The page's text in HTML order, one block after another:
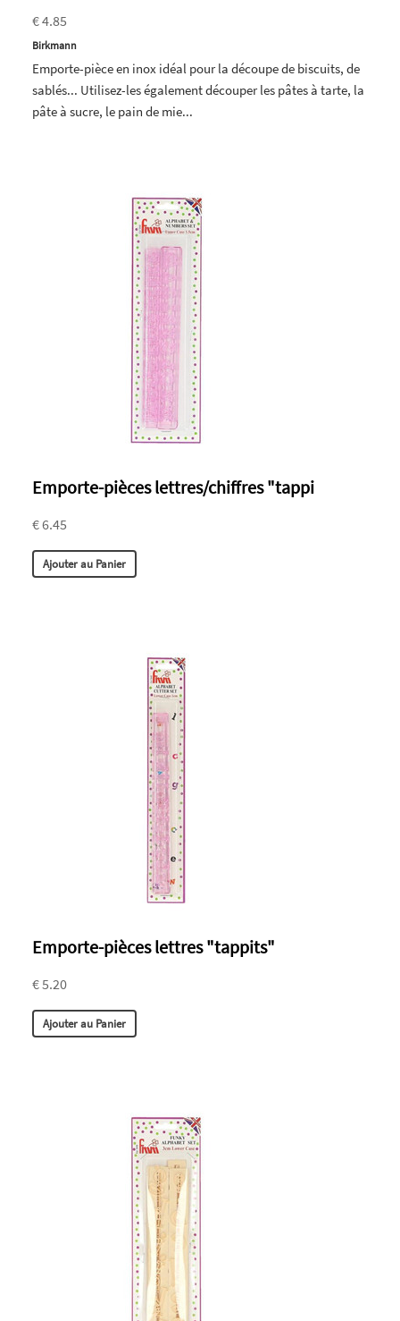
€ 4.85
Birkmann
Emporte-pièce en inox idéal pour la découpe de biscuits, de
sablés... Utilisez-les également découper les pâtes à tarte, la
pâte à sucre, le pain de mie...
Emporte-pièces lettres/chiffres "tappi
€ 6.45
Ajouter au Panier
Emporte-pièces lettres "tappits"
€ 5.20
Ajouter au Panier